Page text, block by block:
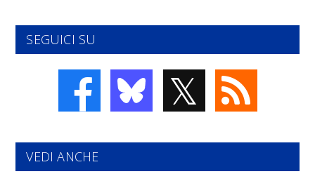
SEGUICI SU
𝕏
VEDI ANCHE